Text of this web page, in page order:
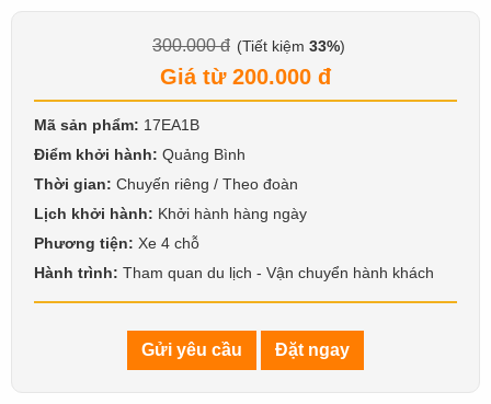
300.000 đ (Tiết kiệm 33%)
Giá từ 200.000 đ
Mã sản phẩm: 17EA1B
Điểm khởi hành: Quảng Bình
Thời gian: Chuyến riêng / Theo đoàn
Lịch khởi hành: Khởi hành hàng ngày
Phương tiện: Xe 4 chỗ
Hành trình: Tham quan du lịch - Vận chuyển hành khách
Gửi yêu cầu Đặt ngay